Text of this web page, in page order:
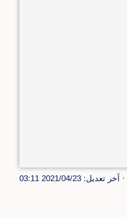
· آخر تعديل: 2021/04/23 03:11